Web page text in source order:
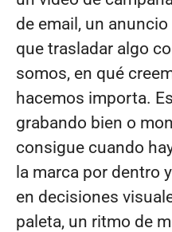
de email, un
que trasladar algo
somos, en qué
hacemos importa.
grabando bien o
consigue cuando
la marca por dentro
en decisiones
paleta, un ritmo de